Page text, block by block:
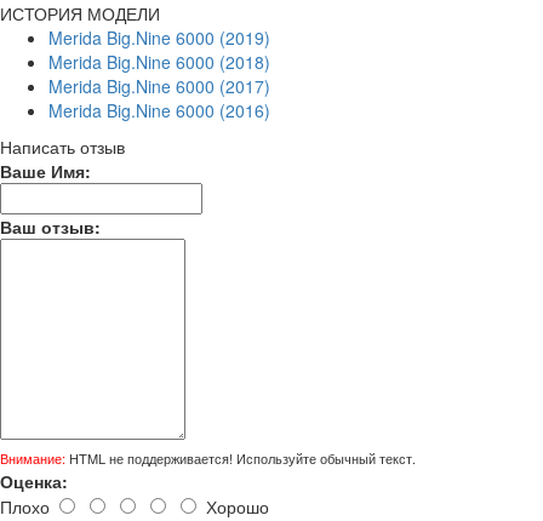
ИСТОРИЯ МОДЕЛИ
Merida Big.Nine 6000 (2019)
Merida Big.Nine 6000 (2018)
Merida Big.Nine 6000 (2017)
Merida Big.Nine 6000 (2016)
Написать отзыв
Ваше Имя:
Ваш отзыв:
Внимание: HTML не поддерживается! Используйте обычный текст.
Оценка:
Плохо
Хорошо